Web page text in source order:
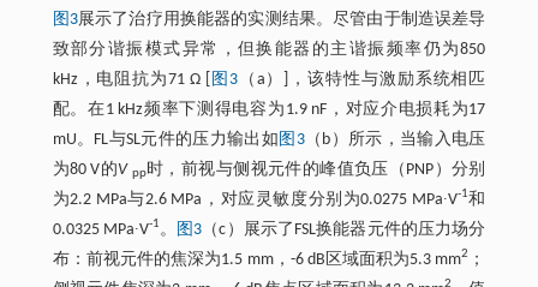
图3展示了治疗用换能器的实测结果。尽管由于制造误差导
致部分谐振模式异常，但换能器的主谐振频率仍为850
kHz，电阻抗为71 Ω [
图3（a）]，该特性与激励系统相匹
配。在1 kHz频率下测得电容为1.9 nF，对应介电损耗为17
mU。FL与SL元件的压力输出如 图3（b）所示，当输入电压
为80 V的V pp时，前视与侧视元件的峰值负压（PNP）分别
为2.2 MPa与2.6 MPa，对应灵敏度分别为0.0275 MPa∙V-1和
0.0325 MPa∙V-1。 图3 （c）展示了FSL换能器元件的压力场分
布：前视元件的焦深为1.5 mm，-6 dB区域面积为5.3 mm2
；